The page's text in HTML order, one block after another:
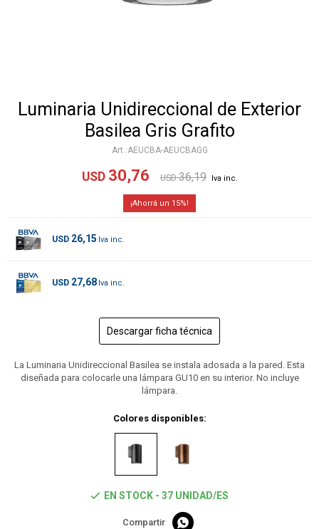
Luminaria Unidireccional de Exterior
Basilea Gris Grafito
AEUCBA-AEUCBAGG
USD 30,76 USD 36,19
15
USD 26,15
USD 27,68
Descargar ficha técnica
La Luminaria Unidireccional Basilea se instala adosada a la pared. Esta
diseñada para colocarle una lámpara GU10 en su interior. No incluye
lámpara.
Colores disponibles:
EN STOCK - 37 UNIDAD/ES
